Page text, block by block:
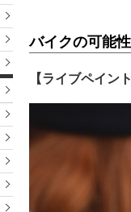
バイクの可能
【ライブペイント